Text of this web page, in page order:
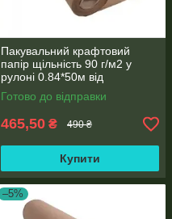
Пакувальний крафтовий
папір щільність 90 г/м2 у
рулоні 0.84*50м від
виробника.
Готово до відправки
465,50 ₴ 490 ₴
Купити
–5%